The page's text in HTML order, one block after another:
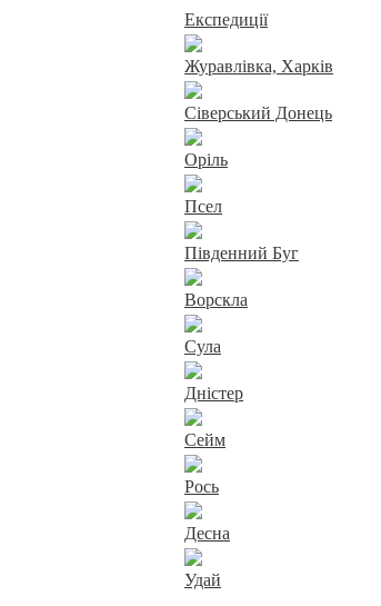
Експедиції
Журавлівка, Харків
Сіверський Донець
Оріль
Псел
Південний Буг
Ворскла
Сула
Дністер
Сейм
Рось
Десна
Удай